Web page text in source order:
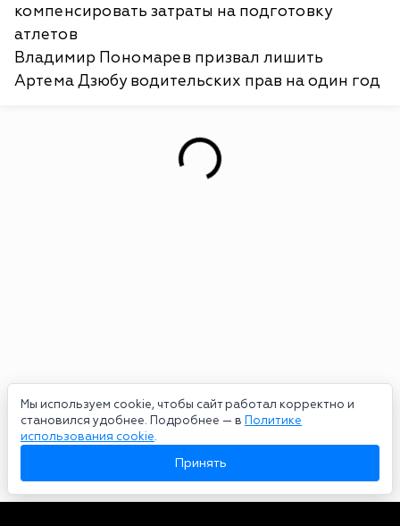
Мы используем cookie, чтобы сайт работал корректно и
становился удобнее. Подробнее — в Политике
использования cookie.
Принять
компенсировать затраты на подготовку
атлетов
Владимир Пономарев призвал лишить
Артема Дзюбу водительских прав на один год